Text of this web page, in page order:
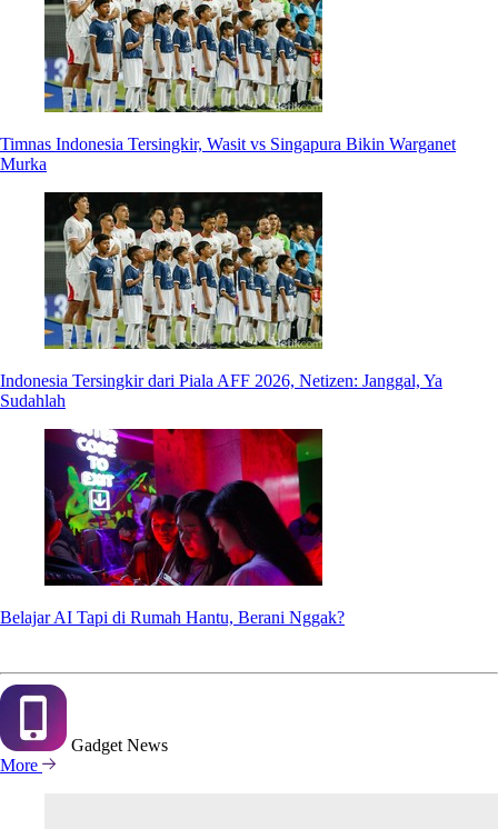
Timnas Indonesia Tersingkir, Wasit vs Singapura Bikin Warganet
Murka
Indonesia Tersingkir dari Piala AFF 2026, Netizen: Janggal, Ya
Sudahlah
Belajar AI Tapi di Rumah Hantu, Berani Nggak?
Gadget News
More